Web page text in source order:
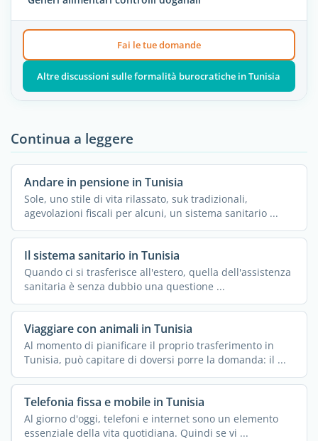
Fai le tue domande
Altre discussioni sulle formalità burocratiche in Tunisia
Continua a leggere
Andare in pensione in Tunisia
Sole, uno stile di vita rilassato, suk tradizionali,
agevolazioni fiscali per alcuni, un sistema sanitario ...
Il sistema sanitario in Tunisia
Quando ci si trasferisce all'estero, quella dell'assistenza
sanitaria è senza dubbio una questione ...
Viaggiare con animali in Tunisia
Al momento di pianificare il proprio trasferimento in
Tunisia, può capitare di doversi porre la domanda: il ...
Telefonia fissa e mobile in Tunisia
Al giorno d'oggi, telefoni e internet sono un elemento
essenziale della vita quotidiana. Quindi se vi ...